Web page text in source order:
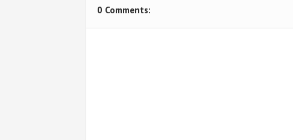
0 Comments: